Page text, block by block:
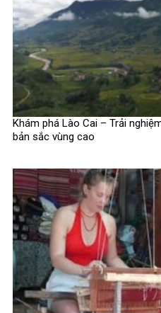
Khám phá Lào Cai – Trải
bản sắc vùng cao